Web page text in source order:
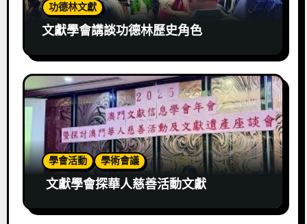
功德林文獻
文獻學會講談功德林歷史角色
學會活動 學術會議
文獻學會探華人慈善活動文獻